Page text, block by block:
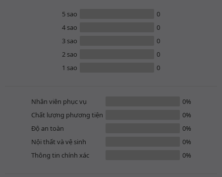
5 sao
0
4 sao
0
3 sao
0
2 sao
0
1 sao
0
Nhân viên phục vụ
0%
Chất lượng phương tiện
0%
Độ an toàn
0%
Nội thất và vệ sinh
0%
Thông tin chính xác
0%